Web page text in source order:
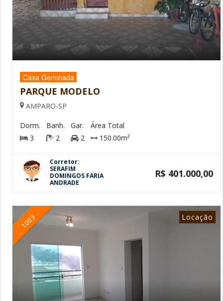
Casa Geminada
PARQUE MODELO
AMPARO-SP
Dorm.
3
Banh.
2
Gar.
2
Área Total
150.00m²
Corretor:
SERAFIM
DOMINGOS FARIA
ANDRADE
R$ 401.000,00
1003 Locação